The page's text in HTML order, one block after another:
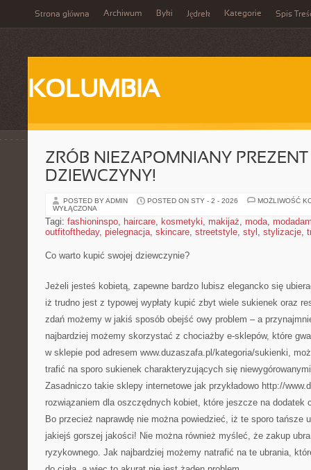
Strona główna Archiwum Byki Jędrek Kategorie Spis
KOLUMBIA
ZRÓB NIEZAPOMNIANY
DZIEWCZYNY!
POSTED BY ADMIN POSTED ON STY - 2 - 2026
MOŻLIWOŚĆ
WYŁĄCZONA
Tagi: fashioninspo, haircare, kosmetyki, makijaż, moda,
outfitoftheday, pielegnacja, skincare, streetstyle, styl , stylizacje,
Co warto kupić swojej dziewczynie?
Jeżeli jesteś kobietą, zapewne bardzo lubisz elegancko się
iż trudno jest z typowej wypłaty kupić zbyt wiele sukienek oraz
zdań możemy w jakiś sposób obejść owy problem – a
najbardziej możemy skorzystać z chociażby e-sklepów, które
w sklepie pod adresem www.duzaszafa.pl/kategoria/sukienki,
trafić na sporo sukienek charakteryzujących się
Zasadniczo takie sklepy internetowe jak przykładowo http://
rozwiązaniem dla oszczędnych kobiet, które jeszcze na dodatek
Bo przecież naprawdę nie można powiedzieć, iż te sporo tańsze
jakiejś gorszej jakości! Nie można również myśleć, że zakup
ryzykownego. Jak najbardziej możemy natrafić na te ubrania,